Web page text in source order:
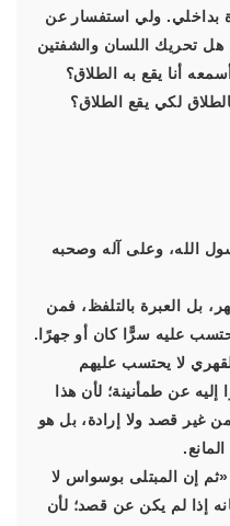
بداخلي. ولي استفسار عن
تحريك اللسان والشفتين
أنا يقع به الطلاق؟
لكي يقع الطلاق؟
الله، وعلى آله وصحبه
بل العبرة بالتلفظ، فمن
عليه سرًّا كان أو جهرًا.
لا يحتسب عليهم
إليه عن طمأنينة؛ لأن هذا
غير قصد ولا إرادة، بل هو
إن المبتلى بوسواس لا
إذا لم يكن عن قصد؛ لأن